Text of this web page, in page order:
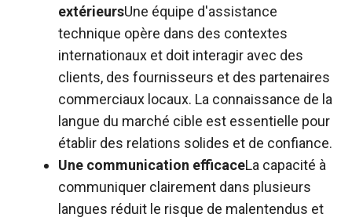
extérieursUne équipe d'assistance
technique opère dans des contextes
internationaux et doit interagir avec des
clients, des fournisseurs et des partenaires
commerciaux locaux. La connaissance de la
langue du marché cible est essentielle pour
établir des relations solides et de confiance.
Une communication efficaceLa capacité à
communiquer clairement dans plusieurs
langues réduit le risque de malentendus et